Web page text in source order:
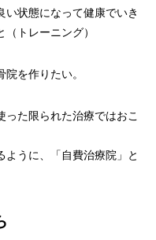
状態になって健康でいき
トレーニング）
を作りたい。
った限られた治療ではおこ
ように、「自費治療院」と